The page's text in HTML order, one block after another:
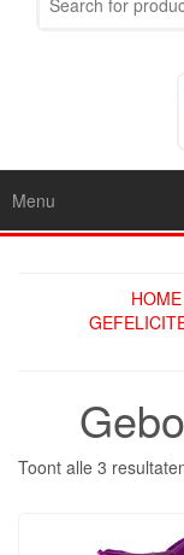
Menu
HOME
Toont alle 3